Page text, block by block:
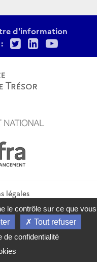
d'information
TwitterLinkedIn
légales
Politique de cookies
Flux RSS
info.gouv.fr
le contrôle sur ce que vous
Tout refuser
de confidentialité